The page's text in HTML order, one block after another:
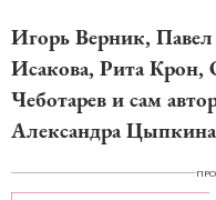
Игорь Верник,
Исакова, Рита Крон,
Чеботарев и сам
Александра